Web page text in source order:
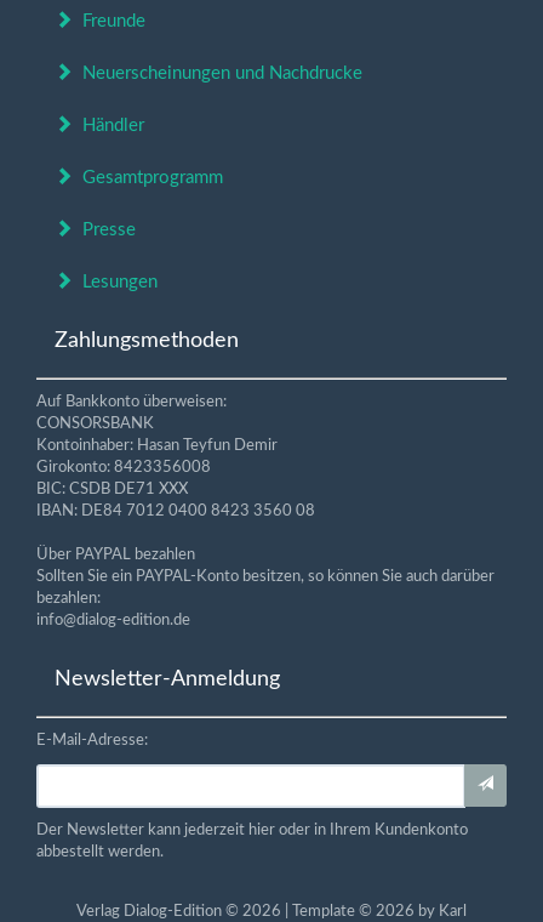
Freunde
Neuerscheinungen und Nachdrucke
Händler
Gesamtprogramm
Presse
Lesungen
Zahlungsmethoden
Auf Bankkonto überweisen:
CONSORSBANK
Kontoinhaber: Hasan Teyfun Demir
Girokonto: 8423356008
BIC: CSDB DE71 XXX
IBAN: DE84 7012 0400 8423 3560 08
Über PAYPAL bezahlen
Sollten Sie ein PAYPAL-Konto besitzen, so können Sie auch darüber
bezahlen:
info@dialog-edition.de
Newsletter-Anmeldung
E-Mail-Adresse:
Der Newsletter kann jederzeit hier oder in Ihrem Kundenkonto
abbestellt werden.
Verlag Dialog-Edition © 2026 | Template © 2026 by Karl